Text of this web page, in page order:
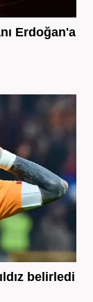
Erdoğan'a
belirledi